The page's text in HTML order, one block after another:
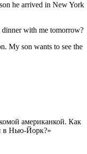
he arrived in New York
with me tomorrow?
My son wants to see the
американкой. Как
в Нью-Йорк?»